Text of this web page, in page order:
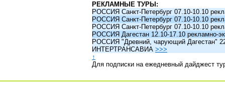
РЕКЛАМНЫЕ ТУРЫ:
РОССИЯ Санкт-Петербург 07.10-10.10
РОССИЯ Санкт-Петербург 07.10-10.10
РОССИЯ Санкт-Петербург 07.10-10.10
РОССИЯ Дагестан 12.10-17.10 рекламно-
РОССИЯ "Древний, чарующий Дагестан"
ИНТЕРТРАНСАВИА >>>
↑
Для подписки на ежедневный дайджест